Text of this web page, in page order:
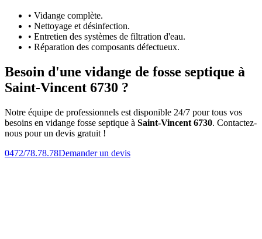
• Vidange complète.
• Nettoyage et désinfection.
• Entretien des systèmes de filtration d'eau.
• Réparation des composants défectueux.
Besoin d'une vidange de fosse septique à
Saint-Vincent 6730 ?
Notre équipe de professionnels est disponible 24/7 pour tous vos
besoins en vidange fosse septique à Saint-Vincent 6730. Contactez-
nous pour un devis gratuit !
0472/78.78.78Demander un devis